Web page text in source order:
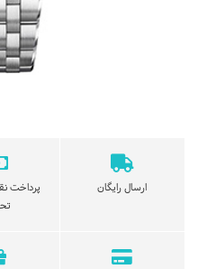
ارسال رایگان
پرداخت